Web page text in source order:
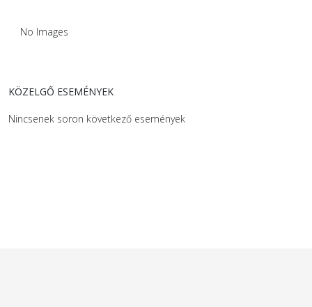
No Images
KÖZELGŐ ESEMÉNYEK
Nincsenek soron következő események